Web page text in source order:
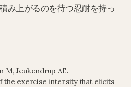
み上がるのを待つ忍耐を持っ
M, Jeukendrup AE.
the exercise intensity that elicits